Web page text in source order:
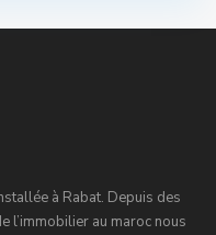
à Rabat. Depuis des
l’immobilier au maroc nous